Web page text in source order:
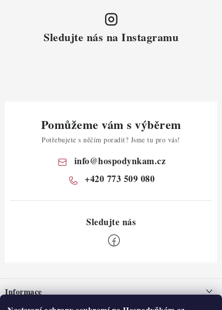
Sledujte nás na Instagramu
Pomůžeme vám s výběrem
Potřebujete s něčím poradit? Jsme tu pro vás!
info@hospodynkam.cz
+420 773 509 080
pInformace